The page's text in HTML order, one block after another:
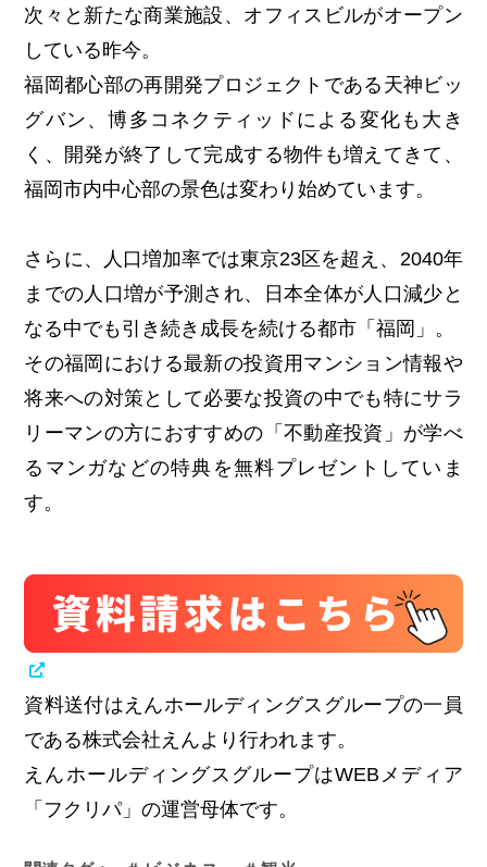
次々と新たな商業施設、オフィスビルがオープン
している昨今。
福岡都心部の再開発プロジェクトである天神ビッ
グバン、博多コネクティッドによる変化も大き
く、開発が終了して完成する物件も増えてきて、
福岡市内中心部の景色は変わり始めています。
さらに、人口増加率では東京23区を超え、2040年
までの人口増が予測され、日本全体が人口減少と
なる中でも引き続き成長を続ける都市「福岡」。
その福岡における最新の投資用マンション情報や
将来への対策として必要な投資の中でも特にサラ
リーマンの方におすすめの「不動産投資」が学べ
るマンガなどの特典を無料プレゼントしていま
す。
資料送付はえんホールディングスグループの一員
である株式会社えんより行われます。
えんホールディングスグループはWEBメディア
「フクリパ」の運営母体です。